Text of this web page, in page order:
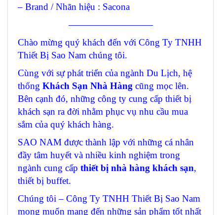
– Brand / Nhãn hiệu : Sacona
—————————
Chào mừng quý khách đến với Công Ty TNHH
Thiết Bị Sao Nam chúng tôi.
Cùng với sự phát triển của ngành Du Lịch, hệ
thống Khách Sạn Nhà Hàng cũng mọc lên.
Bên cạnh đó, những công ty cung cấp thiết bị
khách sạn ra đời nhằm phục vụ nhu cầu mua
sắm của quý khách hàng.
SAO NAM được thành lập với những cá nhân
đầy tâm huyết và nhiều kinh nghiệm trong
ngành cung cấp thiết bị nhà hàng khách sạn,
thiết bị buffet.
Chúng tôi – Công Ty TNHH Thiết Bị Sao Nam
mong muốn mang đến những sản phẩm tốt nhất